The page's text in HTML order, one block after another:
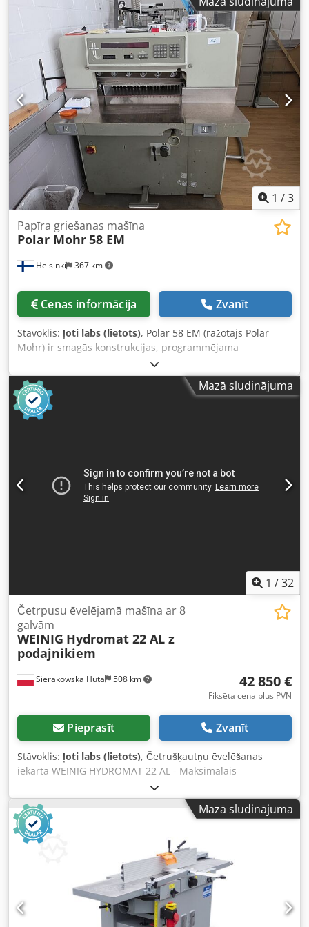
Minimālais ievadmateriāla garums: 1000 mm -
Maksimālais apstrādes pārpalikums vienā pusē: 30 mm -
Uzstādīta čaula ar diametru: 90 mm - Nažgalvas piedziņas
motors: 22 kW - Bezpakāpju padeves ātruma regulēšana +
uz priekšu/atpakaļ ar frekvenču pārveidotāju - Padeves
motors: 1,5 kW Aprīkojums: - Ievades renis - 6 zobaini
vilkšanas veltņi - 4-nažu galva - 6 gludi vilkšanas
izvadveltnīši - Komplektā ar 10 čaulām - Izmēri
(garums/platums/augstums): 2800 x 1300 x 2150 mm -
Svars: aptuveni 2200 kg PRIEKŠROCĪBAS – Ražots Polijā,
SAFO zīmols – DTR + CE dokumentācija – Komplektā ar
čaulām – Lietots apaļošanas aparāts, ļoti labā stāvoklī Cena
bez PVN: 98 900 PLN Cena bez PVN: 23 548 EUR (aprēķinot
pēc kursa 4,20 EUR) (Cenas var mainīties atkarībā no
valūtas svārstībām)
1 /3
Helsinki 367 km
Papīra griešanas mašīna
Polar Mohr58 EM
Cenas informācija Zvanīt
Stāvoklis: ļoti labs (lietots), Polar 58 EM (ražotājs Polar
Mohr) ir smagās konstrukcijas, programmējama
hidrauliskā papīra griezējieta. Tā ir paredzēta poligrāfijām,
kopēšanas centriem un grāmatu iesiešanas darbnīcām,
kurām nepieciešama precīza un atkārtojama griešana
SRA3 un B3 papīra formātos. Tehniskās specifikācijas:
Griešanas platums: 580 mm (22,8 collas) Padeves dziļums:
daN (3300 lbs) Minimālais griezuma garums: 15 mm (0,59
collas) bez palīglīstes / 50 mm (1,96 collas) ar palīglīsti
Atmiņa un programmas: digitālā mikroprocesora vadība ar
Mazā sludinājuma
1 /32
Sierakowska Huta 508 km
Četrpusu ēvelējamā mašīna ar 8
galvām
WEINIG Hydromat 22 AL z
podajnikiem
42 850 €
Fiksēta cena plus PVN
Pieprasīt Zvanīt
Stāvoklis: ļoti labs (lietots), Četrušķautņu ēvelēšanas
iekārta WEINIG HYDROMAT 22 AL - Maksimālais
apstrādājamā detaļas platums: 220 mm - Maksimālais
apstrādājamā detaļas augstums: 130 mm - 8 vārpstas: 1)
apakšējā horizontālā 220 mm, 5,5 kW 2) labā vertikālā 130
mm, 7,5 kW 3) kreisā vertikālā 130 mm, 7,5 kW 4) labā
vertikālā 130 mm, 5,5 kW 5) augšējā horizontālā 220 mm,
11 kW – 5. vārpsta elektriski regulējama augšā/lejā 6)
apakšējā horizontālā 220 mm, 5,5 kW 7) apakšējā
horizontālā 220 mm, 5,5 kW – 7. vārpstai atbalsta roka +
Jointer sistēma (naža asināšana) 8) universālā 220 mm,
regulējama 360°, 7,5 kW - Visas vārpstas regulējamas
Mazā sludinājuma